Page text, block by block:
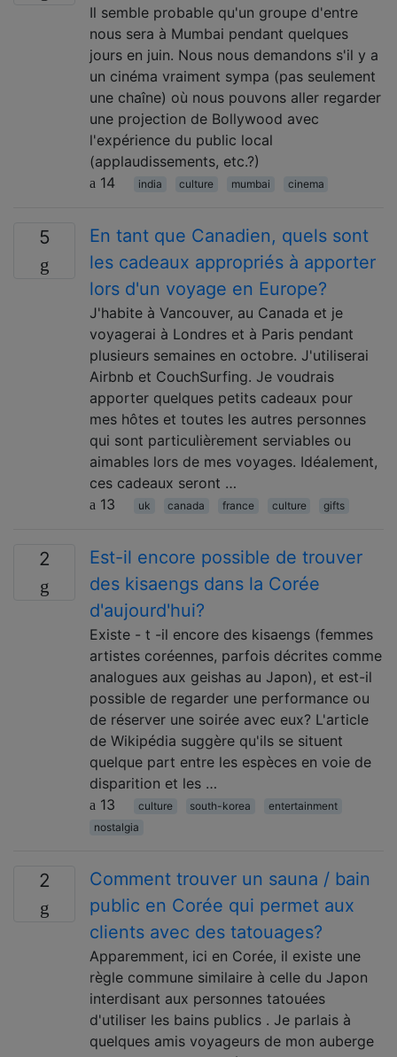
Il semble probable qu'un groupe d'entre
nous sera à Mumbai pendant quelques
jours en juin. Nous nous demandons s'il y a
un cinéma vraiment sympa (pas seulement
une chaîne) où nous pouvons aller regarder
une projection de Bollywood avec
l'expérience du public local
(applaudissements, etc.?)
14
india culture mumbai cinema
5
En tant que Canadien, quels sont
les cadeaux appropriés à apporter
lors d'un voyage en Europe?
J'habite à Vancouver, au Canada et je
voyagerai à Londres et à Paris pendant
plusieurs semaines en octobre. J'utiliserai
Airbnb et CouchSurfing. Je voudrais
apporter quelques petits cadeaux pour
mes hôtes et toutes les autres personnes
qui sont particulièrement serviables ou
aimables lors de mes voyages. Idéalement,
ces cadeaux seront …
13
uk canada france culture gifts
2
Est-il encore possible de trouver
des kisaengs dans la Corée
d'aujourd'hui?
Existe - t -il encore des kisaengs (femmes
artistes coréennes, parfois décrites comme
analogues aux geishas au Japon), et est-il
possible de regarder une performance ou
de réserver une soirée avec eux? L'article
de Wikipédia suggère qu'ils se situent
quelque part entre les espèces en voie de
disparition et les …
13
culture south-korea
entertainment
nostalgia
2
Comment trouver un sauna / bain
public en Corée qui permet aux
clients avec des tatouages?
Apparemment, ici en Corée, il existe une
règle commune similaire à celle du Japon
interdisant aux personnes tatouées
d'utiliser les bains publics . Je parlais à
quelques amis voyageurs de mon auberge